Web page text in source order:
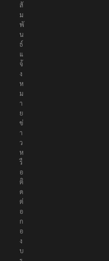
สั
ม
พั
น
ธ์
แ
จ้
ง
ห
ม
า
ย
ข่
า
ว
ห
รื
อ
ติ
ด
ต่
อ
ก
อ
ง
บ